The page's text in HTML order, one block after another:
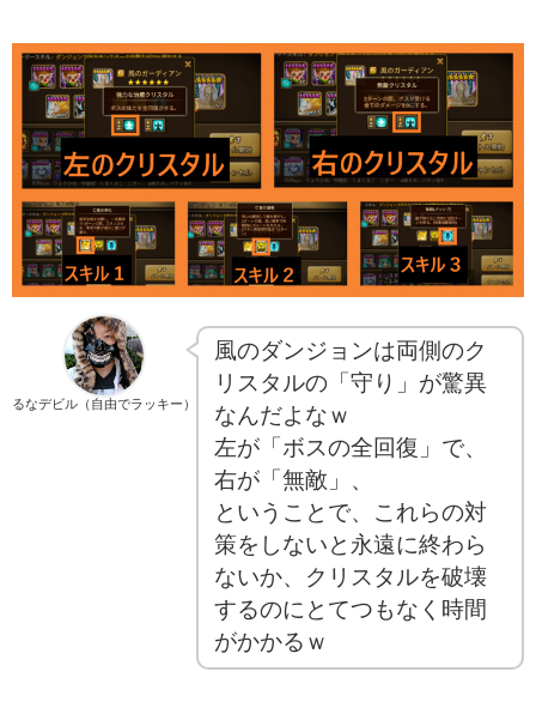
るなデビル（自由でラッキー）
風のダンジョンは両側のク
リスタルの「守り」が驚異
なんだよなｗ
左が「ボスの全回復」で、
右が「無敵」、
ということで、これらの対
策をしないと永遠に終わら
ないか、クリスタルを破壊
するのにとてつもなく時間
がかかるｗ